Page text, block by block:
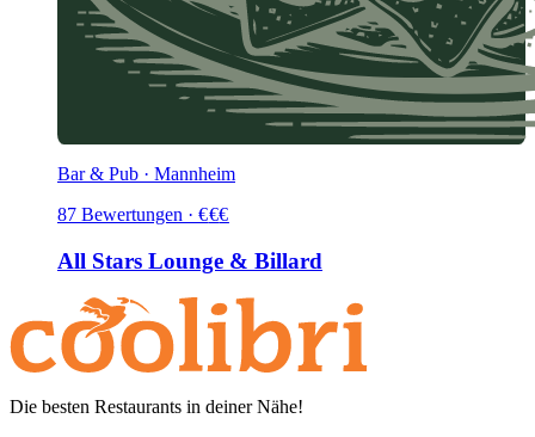
Bar & Pub · Mannheim
87 Bewertungen · €€€
All Stars Lounge & Billard
Die besten Restaurants in deiner Nähe!